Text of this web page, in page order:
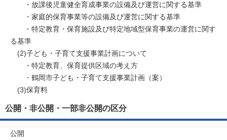
・放課後児童健全育成事業の設備及び運営に関する基準
・家庭的保育事業等の設備及び運営に関する基準
・特定教育・保育施設及び特定地域型保育事業の運営に関す
る基準
(2)子ども・子育て支援事業計画について
・特定教育、保育提供区域の考え方
・鶴岡市子ども・子育て支援事業計画（案）
(3)保育料
公開・非公開・一部非公開の区分
公開